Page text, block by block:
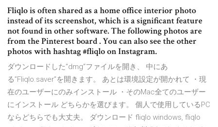
Fliqlo is often shared as a home office interior photo
instead of its screenshot, which is a significant feature
not found in other software. The following photos are
from the Pinterest board . You can also see the other
photos with hashtag #fliqlo on Instagram.
ダウンロードした”dmg”ファイルを開き、 中にあ
る”Fliqlo.saver”を開きます。 あとは環境設定が開かれて ・現
在のユーザーにのみインストール ・そのMac全てのユーザー
にインストール どちらかを選びます。 個人で使用しているPC
ならどちらでも大丈夫。 ダウンロード fliqlo windows, fliqlo